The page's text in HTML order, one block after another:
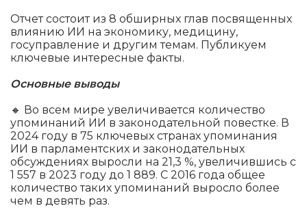
Отчет состоит из 8 обширных глав посвященных
влиянию ИИ на экономику, медицину,
госуправление и другим темам. Публикуем
ключевые интересные факты.
Основные выводы
🔸 Во всем мире увеличивается количество
упоминаний ИИ в законодательной повестке. В
2024 году в 75 ключевых странах упоминания
ИИ в парламентских и законодательных
обсуждениях выросли на 21,3 %, увеличившись с
1 557 в 2023 году до 1 889. С 2016 года общее
количество таких упоминаний выросло более
чем в девять раз.